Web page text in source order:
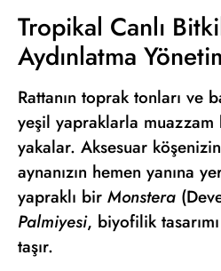
Tropikal Canlı
Aydınlatma
Rattanın toprak tonları ve
yeşil yapraklarla
yakalar. Aksesuar
aynanızın hemen yanına
yapraklı bir Monstera
Palmiyesi, biyofilik
taşır.